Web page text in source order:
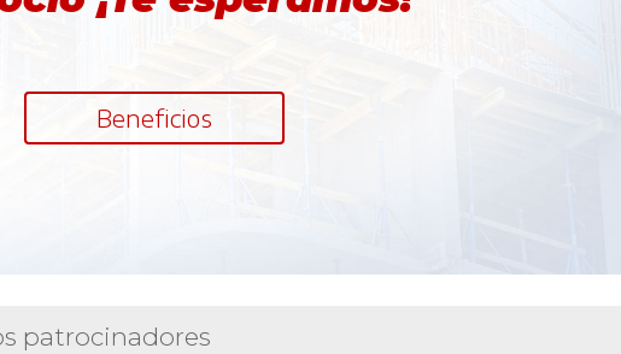
Beneficios
patrocinadores